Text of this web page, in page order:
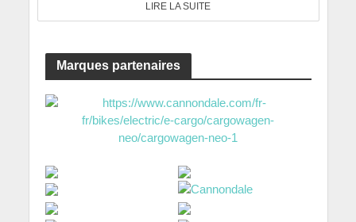
LIRE LA SUITE
Marques partenaires